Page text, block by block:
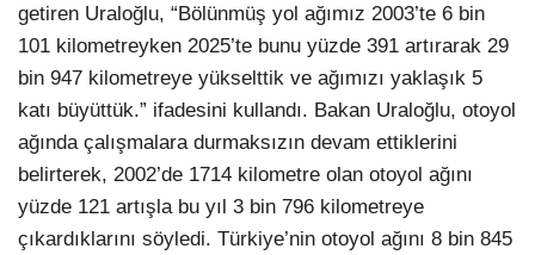
getiren Uraloğlu, “Bölünmüş yol ağımız 2003’te 6 bin
101 kilometreyken 2025’te bunu yüzde 391 artırarak 29
bin 947 kilometreye yükselttik ve ağımızı yaklaşık 5
katı büyüttük.” ifadesini kullandı. Bakan Uraloğlu, otoyol
ağında çalışmalara durmaksızın devam ettiklerini
belirterek, 2002’de 1714 kilometre olan otoyol ağını
yüzde 121 artışla bu yıl 3 bin 796 kilometreye
çıkardıklarını söyledi. Türkiye’nin otoyol ağını 8 bin 845